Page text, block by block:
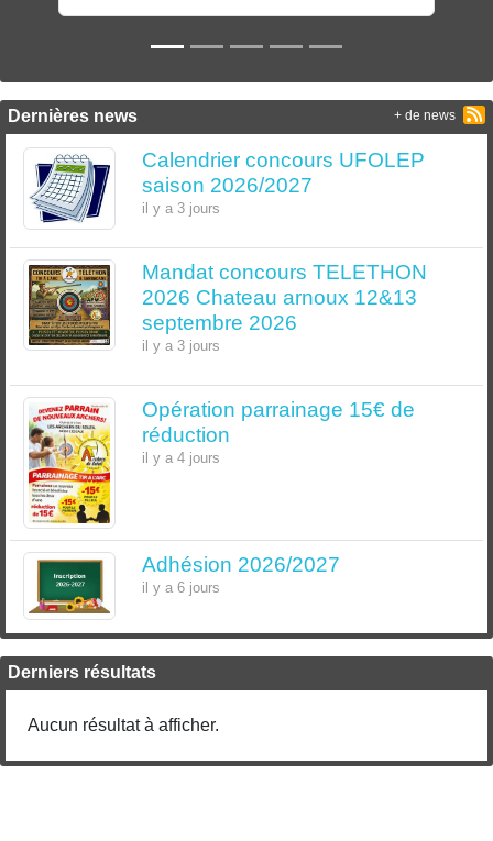
Dernières news
Calendrier concours UFOLEP
saison 2026/2027
il y a 3 jours
Mandat concours TELETHON
2026 Chateau arnoux 12&13
septembre 2026
il y a 3 jours
Opération parrainage 15€ de
réduction
il y a 4 jours
Adhésion 2026/2027
il y a 6 jours
+ de news
Derniers résultats
Aucun résultat à afficher.